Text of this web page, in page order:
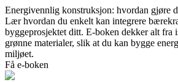
Energivennlig konstruksjon: hvordan gjøre
Lær hvordan du enkelt kan integrere
byggeprosjektet ditt. E-boken dekker alt fra
grønne materialer, slik at du kan bygge
miljøet.
Få e-boken